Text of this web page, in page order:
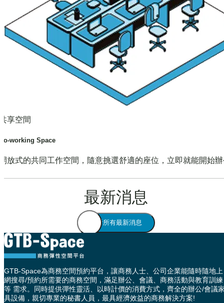
享空間
working Space
放式的共同工作空間，隨意挑選舒適的座位，立即就能開始
最新消息
查看所有最新消息
GTB-Space為商務空間預約平台，讓商務人士、公司企業能隨時隨地上
網搜尋/預約所需要的商務空間，滿足辦公、會議、商務活動與教育訓練
等 需求。同時提供彈性靈活、以時計價的消費方式，齊全的辦公/會議
具設備，親切專業的秘書人員，最具經濟效益的商務解決方案!